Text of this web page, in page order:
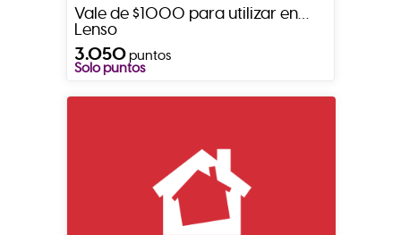
Vale de $1000 para utilizar en
Lenso
3.050puntos
Solo puntos